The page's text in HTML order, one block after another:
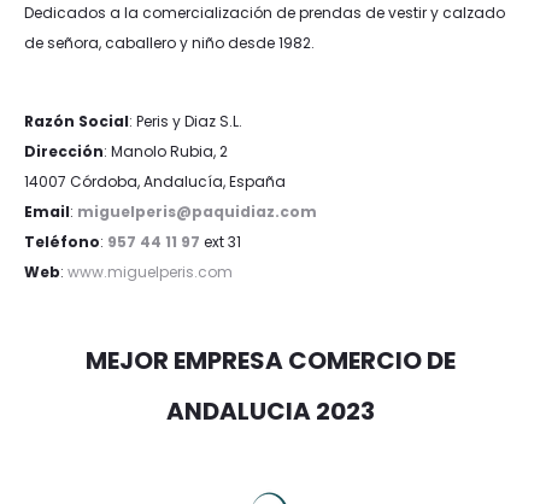
Dedicados a la comercialización de prendas de vestir y calzado
de señora, caballero y niño desde 1982.
Razón Social: Peris y Diaz S.L.
Dirección: Manolo Rubia, 2
14007 Córdoba, Andalucía, España
Email: miguelperis@paquidiaz.com
Teléfono: 957 44 11 97 ext 31
Web: www.miguelperis.com
MEJOR EMPRESA COMERCIO DE
ANDALUCIA 2023